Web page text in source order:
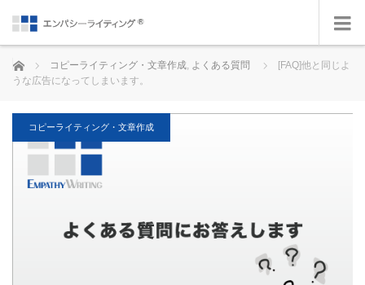
ホーム コピーライティング・文章作成, よくある質問
[FAQ]他と同じよ
うな広告になってしまいます。
コピーライティング・文章作成